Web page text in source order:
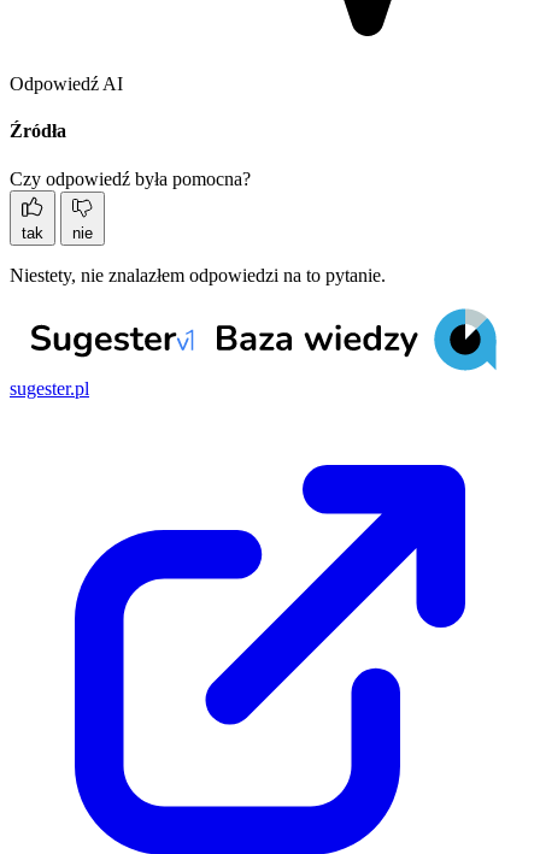
Odpowiedź AI
Źródła
Czy odpowiedź była pomocna?
tak nie
Niestety, nie znalazłem odpowiedzi na to pytanie.
sugester.pl